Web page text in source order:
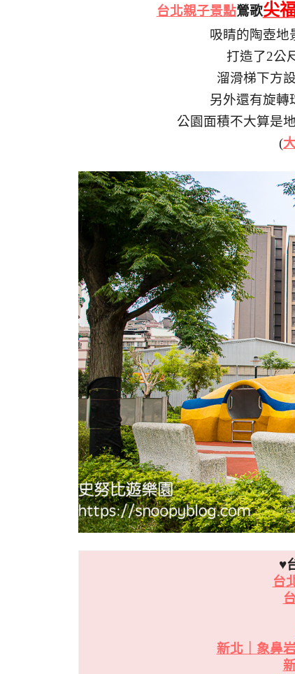
台北親子景點鶯歌尖
吸睛的陶壺地
打造了2公
溜滑梯下方
另外還有旋轉
公園面積不大算是
(
♥
台
新北｜象鼻